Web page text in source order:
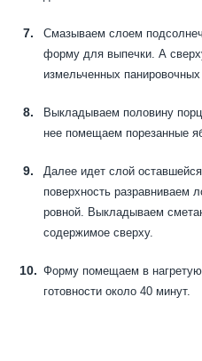
Смазываем слоем
форму для выпечки. А
измельченных панировочных
Выкладываем половину
нее помещаем порезанные
Далее идет слой
поверхность разравниваем
ровной. Выкладываем
содержимое сверху.
Форму помещаем в
готовности около 40 минут.